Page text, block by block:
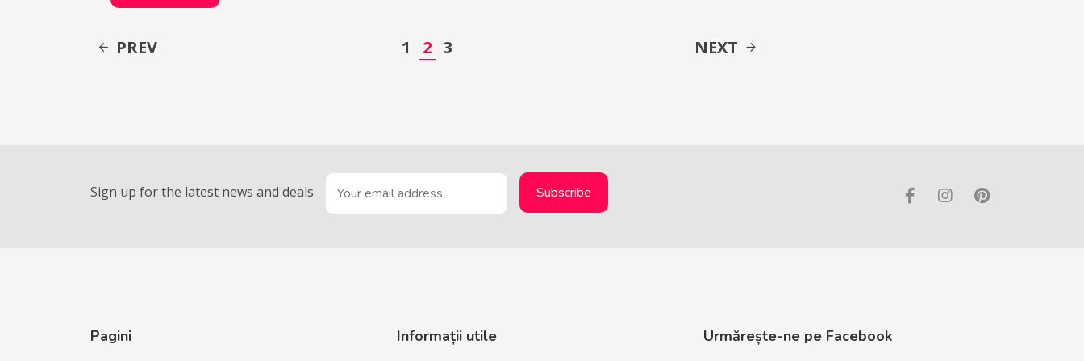
PREV 1 2 3 NEXT
Sign up for the latest news and deals
Pagini Informații utile Urmărește-ne pe Facebook